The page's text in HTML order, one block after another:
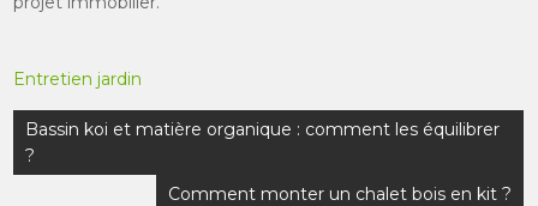
Entretien jardin
Navigation
de
l’article
Bassin koi et matière organique : comment les équilibrer
?
Comment monter un chalet bois en kit ?